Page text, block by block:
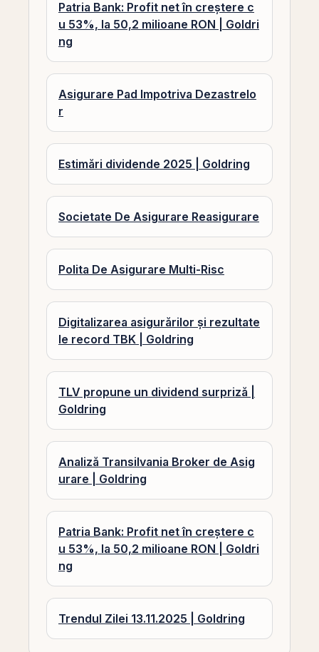
Patria Bank: Profit net în creștere c
u 53%, la 50,2 milioane RON | Goldri
ng
Asigurare Pad Impotriva Dezastrelo
r
Estimări dividende 2025 | Goldring
Societate De Asigurare Reasigurare
Polita De Asigurare Multi-Risc
Digitalizarea asigurărilor și rezultate
le record TBK | Goldring
TLV propune un dividend surpriză |
Goldring
Analiză Transilvania Broker de Asig
urare | Goldring
Patria Bank: Profit net în creștere c
u 53%, la 50,2 milioane RON | Goldri
ng
Trendul Zilei 13.11.2025 | Goldring